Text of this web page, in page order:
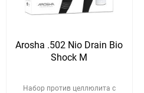
Arosha .502 Nio Drain Bio
Shock M
Набор против целлюлита с